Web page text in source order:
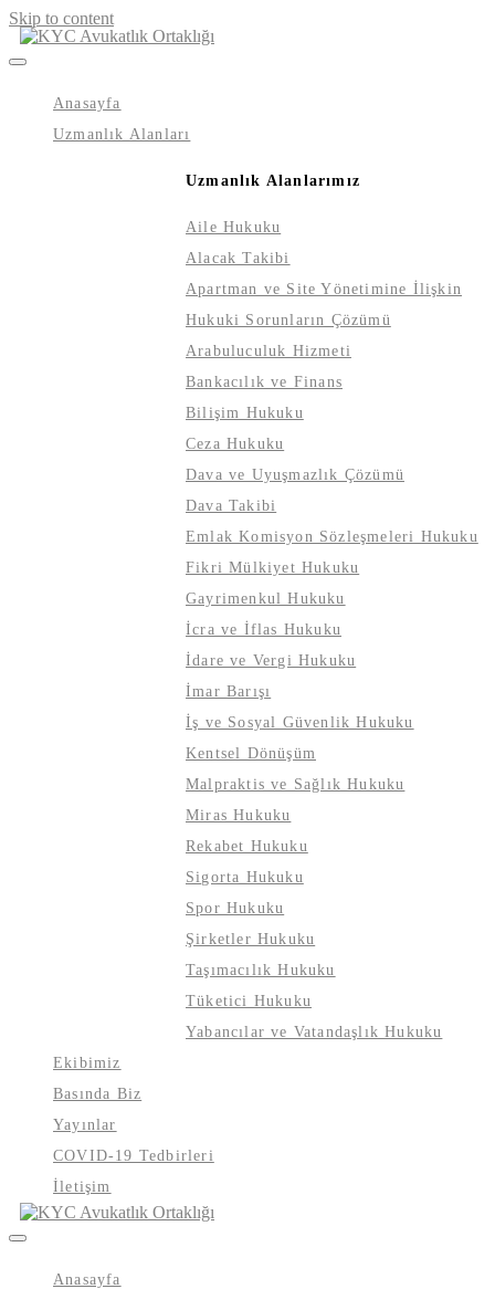
Skip to content
Anasayfa
Uzmanlık Alanları
Uzmanlık Alanlarımız
Aile Hukuku
Alacak Takibi
Apartman ve Site Yönetimine İlişkin
Hukuki Sorunların Çözümü
Arabuluculuk Hizmeti
Bankacılık ve Finans
Bilişim Hukuku
Ceza Hukuku
Dava ve Uyuşmazlık Çözümü
Dava Takibi
Emlak Komisyon Sözleşmeleri Hukuku
Fikri Mülkiyet Hukuku
Gayrimenkul Hukuku
İcra ve İflas Hukuku
İdare ve Vergi Hukuku
İmar Barışı
İş ve Sosyal Güvenlik Hukuku
Kentsel Dönüşüm
Malpraktis ve Sağlık Hukuku
Miras Hukuku
Rekabet Hukuku
Sigorta Hukuku
Spor Hukuku
Şirketler Hukuku
Taşımacılık Hukuku
Tüketici Hukuku
Yabancılar ve Vatandaşlık Hukuku
Ekibimiz
Basında Biz
Yayınlar
COVID-19 Tedbirleri
İletişim
Anasayfa